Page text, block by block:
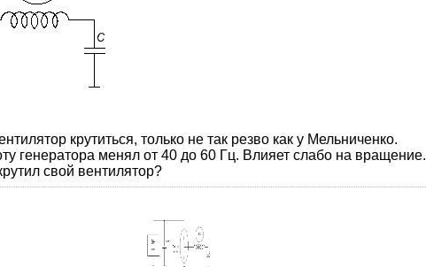
крутиться, только не так резво как у Мельниченко.
генератора менял от 40 до 60 Гц. Влияет слабо на вращение.
свой вентилятор?